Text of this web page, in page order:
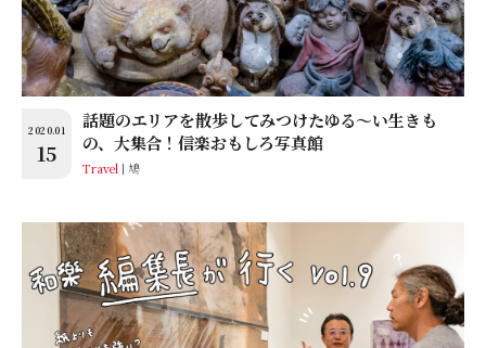
2020.01
15
話題のエリアを散歩してみつけたゆる〜い生きも
の、大集合！信楽おもしろ写真館
Travel 鳩